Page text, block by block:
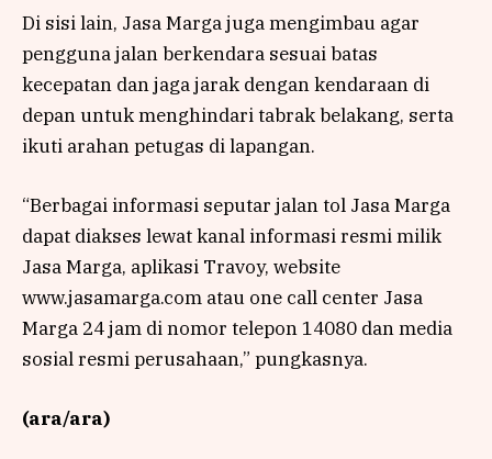
Di sisi lain, Jasa Marga juga mengimbau agar
pengguna jalan berkendara sesuai batas
kecepatan dan jaga jarak dengan kendaraan di
depan untuk menghindari tabrak belakang, serta
ikuti arahan petugas di lapangan.
“Berbagai informasi seputar jalan tol Jasa Marga
dapat diakses lewat kanal informasi resmi milik
Jasa Marga, aplikasi Travoy, website
www.jasamarga.com atau one call center Jasa
Marga 24 jam di nomor telepon 14080 dan media
sosial resmi perusahaan,” pungkasnya.
(ara/ara)